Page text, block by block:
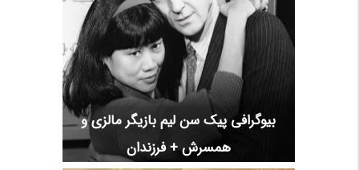
بیوگرافی پیک سن لیم بازیگر مالزی و
همسرش + فرزندان